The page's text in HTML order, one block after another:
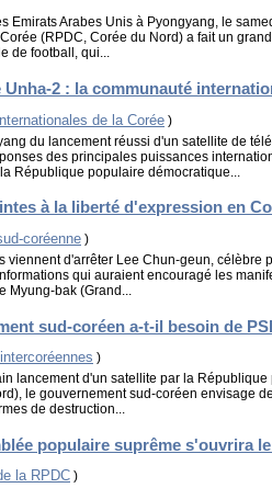
Emirats Arabes Unis à Pyongyang, le
(RPDC, Corée du Nord) a fait un
de football, qui...
Unha-2 : la communauté
de la Corée )
du lancement réussi d'un satellite de
des principales puissances
République populaire démocratique...
à la liberté d'expression en
coréenne )
viennent d'arrêter Lee Chun-geun, célèbre
qui auraient encouragé les
Myung-bak (Grand...
sud-coréen a-t-il besoin de
)
lancement d'un satellite par la
le gouvernement sud-coréen envisage
de destruction...
populaire suprême s'ouvrira
la RPDC )